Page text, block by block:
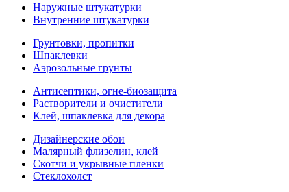
Наружные штукатурки
Внутренние штукатурки
Грунтовки, пропитки
Шпаклевки
Аэрозольные грунты
Антисептики, огне-биозащита
Растворители и очистители
Клей, шпаклевка для декора
Дизайнерские обои
Малярный флизелин, клей
Скотчи и укрывные пленки
Стеклохолст